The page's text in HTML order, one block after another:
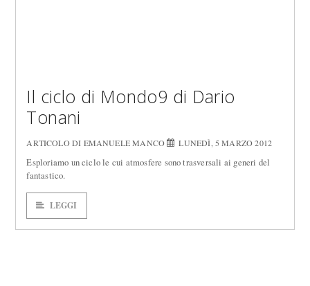
Il ciclo di Mondo9 di Dario
Tonani
ARTICOLO DI EMANUELE MANCO LUNEDÌ, 5 MARZO 2012
Esploriamo un ciclo le cui atmosfere sono trasversali ai generi del
fantastico.
LEGGI